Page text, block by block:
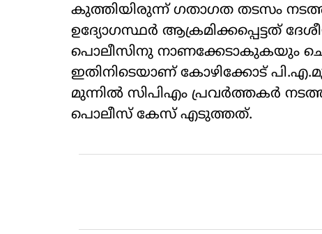
കുത്തിയിരുന്ന് ഗതാഗത തടസം
ഉദ്യോഗസ്ഥര്‍ ആക്രമിക്കപ്പെട്ടത്
പൊലീസിനു നാണക്കേടാകുകയും
ഇതിനിടെയാണ് കോഴിക്കോട്
മുന്നില്‍ സിപിഎം പ്രവര്‍ത്തകര്‍
പൊലീസ് കേസ് എടുത്തത്.